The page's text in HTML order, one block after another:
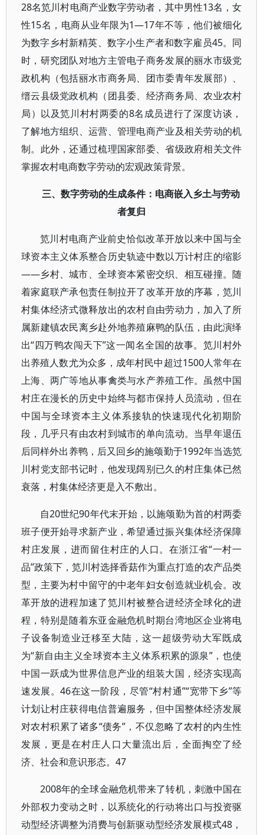
28名笕川村电商产业数字劳动者，其中男性13名，女
性15名，电商从业年限为1—17年不等，他们被细化
为数字乡村新精英、数字小生产者和数字雇员45。同
时，研究团队对地方主管电子商务发展的丽水市级党
政机构（包括丽水市商务局、团市委青年发展部）、
缙云县级党政机构（团县委、经济商务局、农业农村
局）以及笕川村村两委的8名成员进行了深度访谈，
了解地方组织、运营、管理电商产业及相关劳动的机
制。此外，还通过梳理国家部委、省级政府相关文件
掌握农村电商数字劳动的宏观政策背景。
三、数字劳动的生成条件：电商嵌入乡土与劳动
者复归
笕川村电商产业前史恰似改革开放以来中国与全
球资本主义体系整合历史轨迹中数以万计村庄的缩影
——乡村、城市、全球资本紧密交织、相互碰撞。随
着家庭联产承包责任制拉开了改革开放的序幕，笕川
村集体经济式微释放出的农村自由劳动力，加入了所
属新建镇农民离乡赴外地养殖麻鸭的队伍，由此演绎
出“四万鸭农闯天下”这一闻名全国的故事。笕川村外
出养殖人数尤为众多，成年村民中超过1500人常年在
上海、两广等地从事禽类与水产养殖工作。虽然中国
村庄在漫长的历史中始终与都市保持人员流动，但在
中国与全球资本主义体系接轨的快速现代化初期阶
段，几乎只有由农村到城市的单向流动。当早年退伍
后同样外出养鸭，后又回乡的施颂勤于1992年当选笕
川村党支部书记时，他发现阔别已久的村庄集体已然
衰落，村集体经济更是入不敷出。
自20世纪90年代末开始，以施颂勤为首的村两委
班子便开始寻求新产业，希望通过振兴集体经济保障
村庄发展，进而留住村庄的人口。在浙江省“一村一
品”政策下，笕川村选择香菇作为重点打造的农产品类
型，主要为村中留守的中老年妇女创造就业机会。改
革开放的进程加速了笕川村被整合进经济全球化的进
程，特别是随着东亚金融危机时期台湾地区企业将电
子设备制造业迁移至大陆，这一超级劳动大军既成
为“新自由主义全球资本主义体系积累的源泉”，也使
中国一跃成为世界信息产业的组装大国，经济实现高
速发展。46在这一阶段，尽管“村村通”“宽带下乡”等
计划让村庄获得电信普遍服务，但中国整体经济发展
对农村积累了诸多“债务”，不仅忽略了农村的内生性
发展，更是在村庄人口大量流出后，全面掏空了经
济、社会和意识形态。47
2008年的全球金融危机带来了转机，刺激中国在
外部权力变动之时，以系统化的行动将出口与投资驱
动型经济调整为消费与创新驱动型经济发展模式48，